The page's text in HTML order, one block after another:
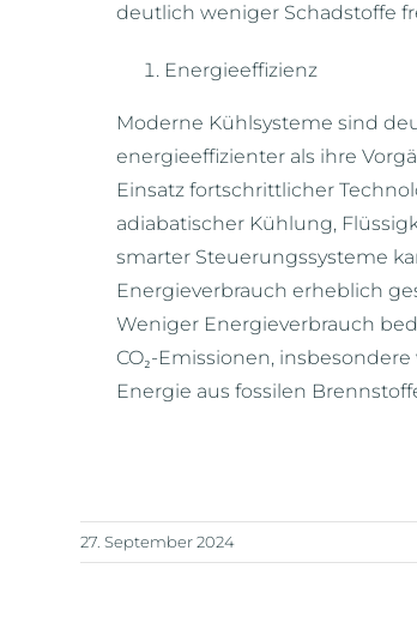
deutlich weniger Schadstoffe
Energieeffizienz
Moderne Kühlsysteme sind
energieeffizienter als ihre
Einsatz fortschrittlicher
adiabatischer Kühlung,
smarter Steuerungssysteme
Energieverbrauch erheblich
Weniger Energieverbrauch
CO₂-Emissionen,
Energie aus fossilen
27. September 2024